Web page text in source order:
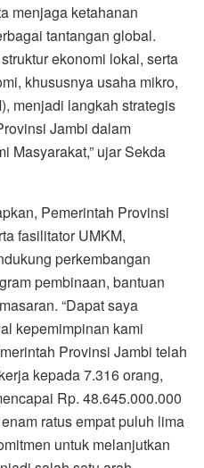
menjaga ketahanan
tantangan global.
ekonomi lokal, serta
khususnya usaha mikro,
menjadi langkah strategis
Jambi dalam
Masyarakat,” ujar Sekda
Pemerintah Provinsi
fasilitator UMKM,
perkembangan
pembinaan, bantuan
“Dapat saya
kepemimpinan kami
Provinsi Jambi telah
kepada 7.316 orang,
Rp. 48.645.000.000
ratus empat puluh lima
untuk melanjutkan